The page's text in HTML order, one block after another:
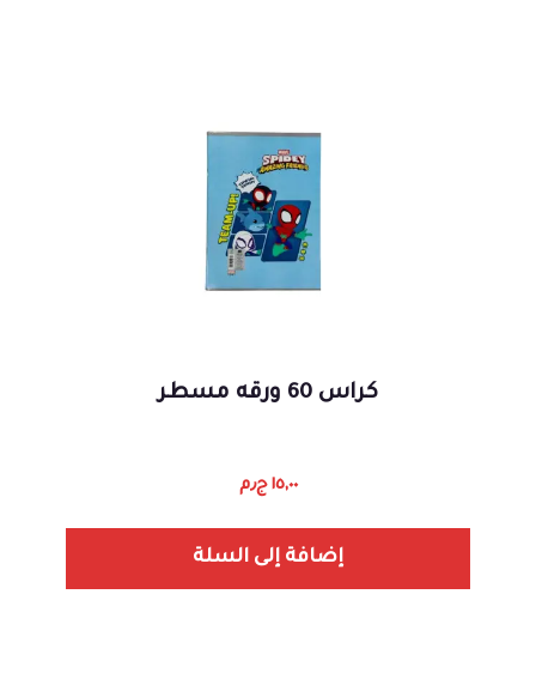
كراس 60 ورقه مسطر
١٥,٠٠ ج٫م
إضافة إلى السلة